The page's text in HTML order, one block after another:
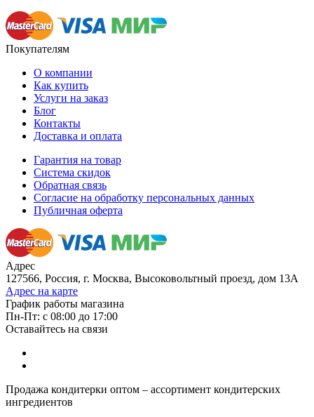
Покупателям
О компании
Как купить
Услуги на заказ
Блог
Контакты
Доставка и оплата
Гарантия на товар
Система скидок
Обратная связь
Согласие на обработку персональных данных
Публичная оферта
Адрес
127566, Россия, г. Москва, Высоковольтный проезд, дом 13А
Адрес на карте
График работы магазина
Пн-Пт: с 08:00 до 17:00
Оставайтесь на связи
Продажа кондитерки оптом – ассортимент кондитерских
ингредиентов